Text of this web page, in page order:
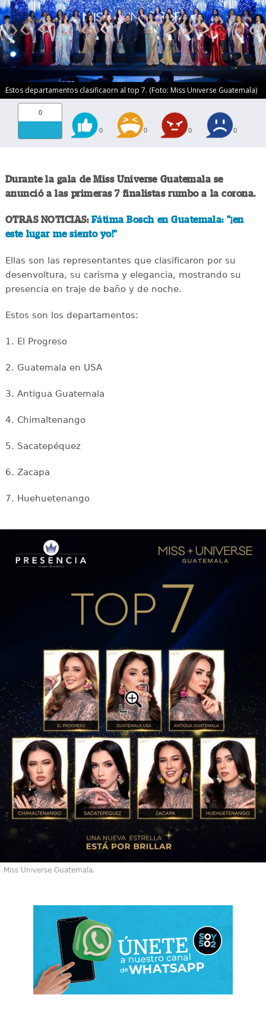
Estos departamentos clasificaorn al top 7. (Foto: Miss Universe Guatemala)
0
0 0 0 0
Durante la gala de Miss Universe Guatemala se
anunció a las primeras 7 finalistas rumbo a la corona.
OTRAS NOTICIAS: Fátima Bosch en Guatemala: "¡en
este lugar me siento yo!"
Ellas son las representantes que clasificaron por su
desenvoltura, su carisma y elegancia, mostrando su
presencia en traje de baño y de noche.
Estos son los departamentos:
1. El Progreso
2. Guatemala en USA
3. Antigua Guatemala
4. Chimaltenango
5. Sacatepéquez
6. Zacapa
7. Huehuetenango
Miss Universe Guatemala.